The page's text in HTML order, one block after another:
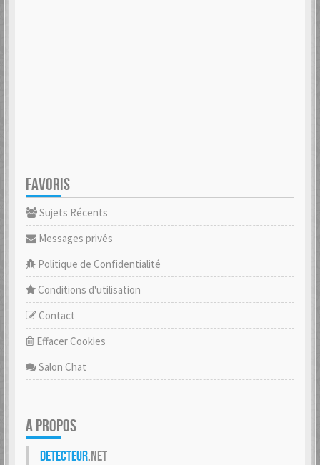
FAVORIS
Sujets Récents
Messages privés
Politique de Confidentialité
Conditions d'utilisation
Contact
Effacer Cookies
Salon Chat
A PROPOS
Detecteur.net